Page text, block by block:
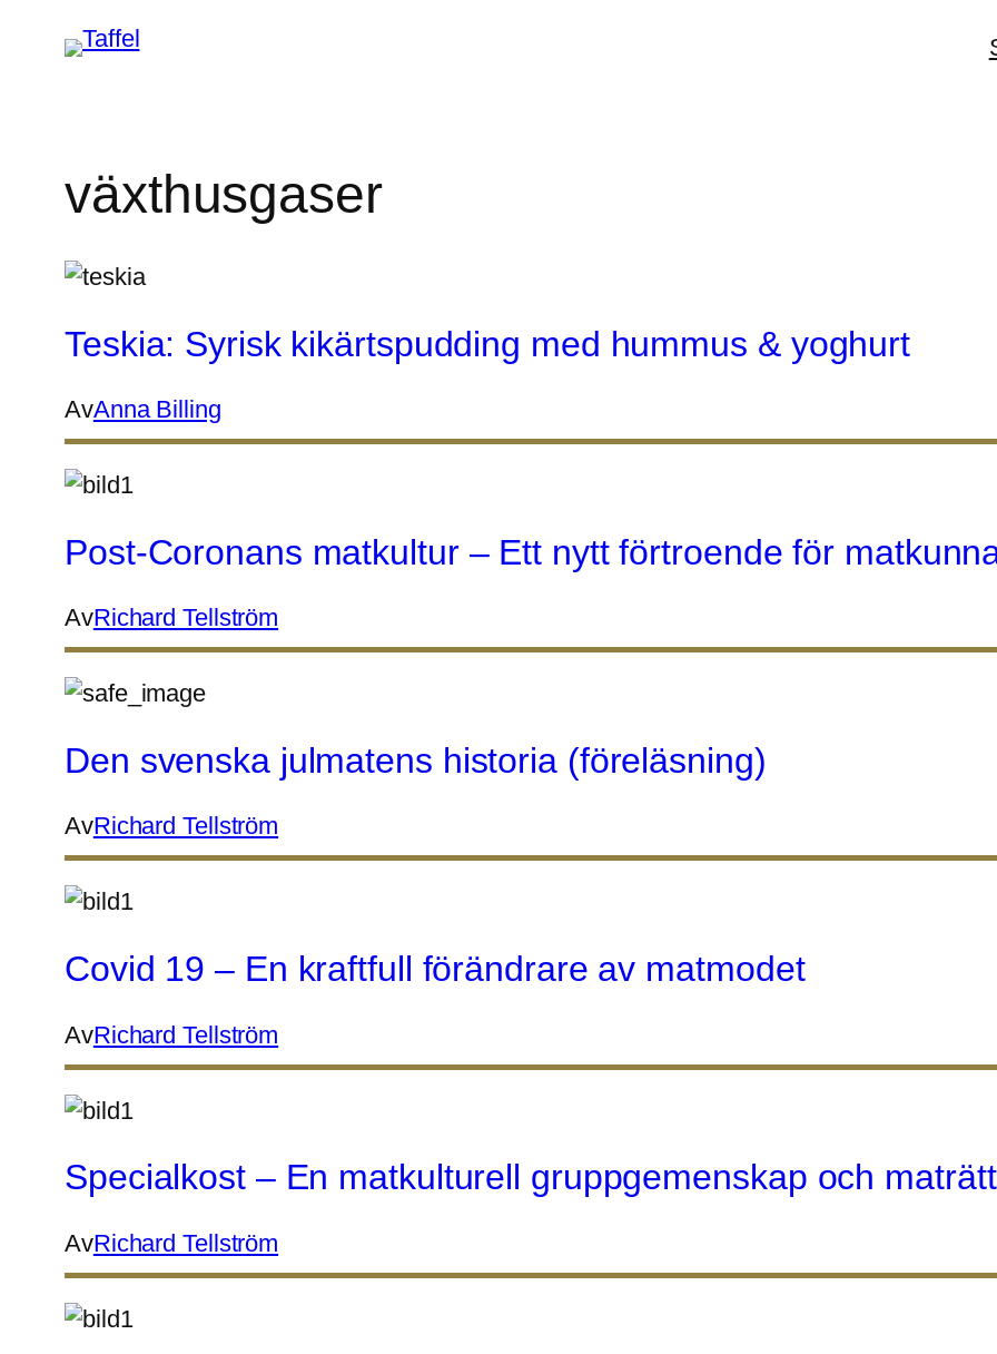
växthusgaser
Teskia: Syrisk kikärtspudding med hummus & yoghurt
AvAnna Billing
Post-Coronans matkultur – Ett nytt förtroende för
AvRichard Tellström
Den svenska julmatens historia (föreläsning)
AvRichard Tellström
Covid 19 – En kraftfull förändrare av matmodet
AvRichard Tellström
Specialkost – En matkulturell gruppgemenskap och
AvRichard Tellström